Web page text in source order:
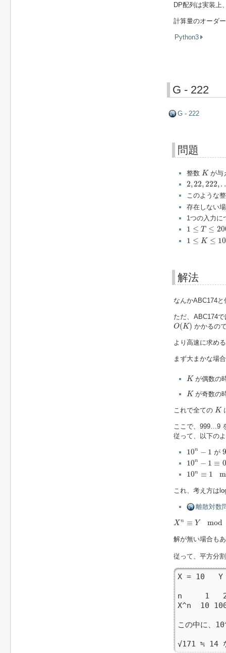
DP配列は実装上
計算量のオーダ
Python3
G - 222
G - 222
問題
整数 K
K が与
2,22,222,. .
2 22, 222,.
このような
存在しない
1つの入力に
1 ≤ T ≤
1 T ≤200
1 ≤ K ≤ 10
≤10
解法
なんかABC174
ただ、ABC174
O( K)
O(K) かかるの
より高速に求め
まず大まかな場
K
K が偶数の
K
K が奇数の
これで全ての K
K
ここで、999…9
従って、以下の
10n − 1
10n が
10n − 1 ≡ 0
10n ≡
10n ≡ 1
10n mod
これ、考え方は
離散対数
X n ≡ Y mod
Xn≡ mod
解が無い場合も
従って、平方分
X = 10   Y
n     1
X^n  10
この中に、
√171 ≒ 14